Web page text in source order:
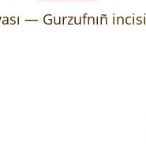
— Gurzufnıñ incisi